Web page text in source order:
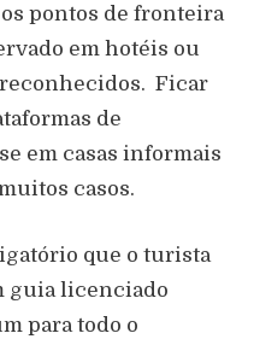
pontos de fronteira
em hotéis ou
Ficar
de
em casas informais
casos.
que o turista
guia licenciado
para todo o